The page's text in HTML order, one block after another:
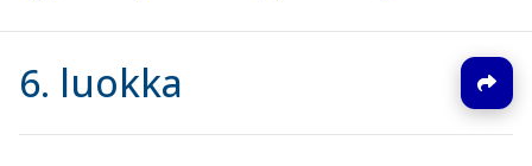
6. luokka